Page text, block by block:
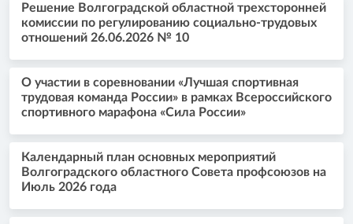
Решение Волгоградской областной трехсторонней
комиссии по регулированию социально-трудовых
отношений 26.06.2026 № 10
О участии в соревновании «Лучшая спортивная
трудовая команда России» в рамках Всероссийского
спортивного марафона «Сила России»
Календарный план основных мероприятий
Волгоградского областного Совета профсоюзов на
Июль 2026 года